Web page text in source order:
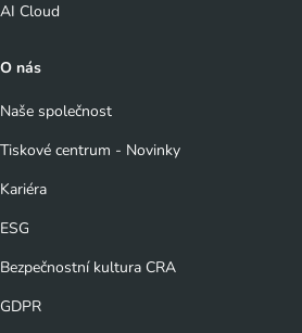
AI Cloud
O nás
Naše společnost
Tiskové centrum - Novinky
Kariéra
ESG
Bezpečnostní kultura CRA
GDPR